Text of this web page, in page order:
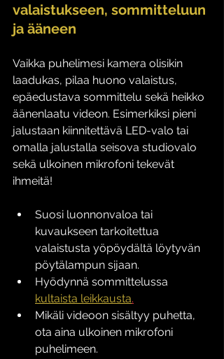
valaistukseen, sommitteluun
ja ääneen
Vaikka puhelimesi kamera olisikin
laadukas, pilaa huono valaistus,
epäedustava sommittelu sekä heikko
äänenlaatu videon. Esimerkiksi pieni
jalustaan kiinnitettävä LED-valo tai
omalla jalustalla seisova studiovalo
sekä ulkoinen mikrofoni tekevät
ihmeitä!
Suosi luonnonvaloa tai
kuvaukseen tarkoitettua
valaistusta yöpöydältä löytyvän
pöytälampun sijaan.
Hyödynnä sommittelussa
kultaista leikkausta.
Mikäli videoon sisältyy puhetta,
ota aina ulkoinen mikrofoni
puhelimeen.